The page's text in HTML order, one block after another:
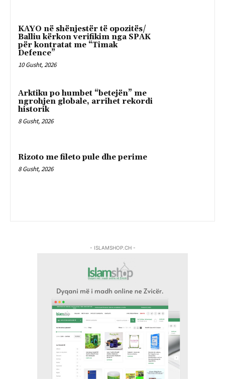
KAYO në shënjestër të opozitës/
Balliu kërkon verifikim nga SPAK
për kontratat me “Timak
Defence”
10 Gusht, 2026
Arktiku po humbet “betejën” me
ngrohjen globale, arrihet rekordi
historik
8 Gusht, 2026
Rizoto me fileto pule dhe perime
8 Gusht, 2026
- ISLAMSHOP.CH -